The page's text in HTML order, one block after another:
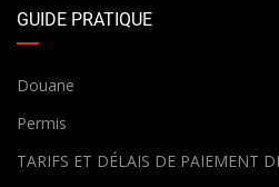
GUIDE PRATIQUE
Douane
Permis
TARIFS ET DÉLAIS DE PAIEMENT